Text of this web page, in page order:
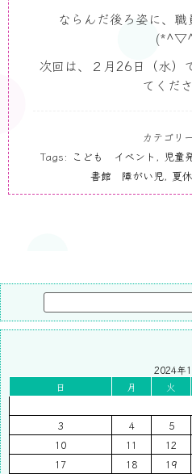
ならんだ後ろ姿に、
次回は、２月26日（水）
てくだ
カテゴリ
Tags: こども イベント , 児童
書館 障がい児, 夏
2024年
日
月 火
3
4 5
10
11 12
17
18 19